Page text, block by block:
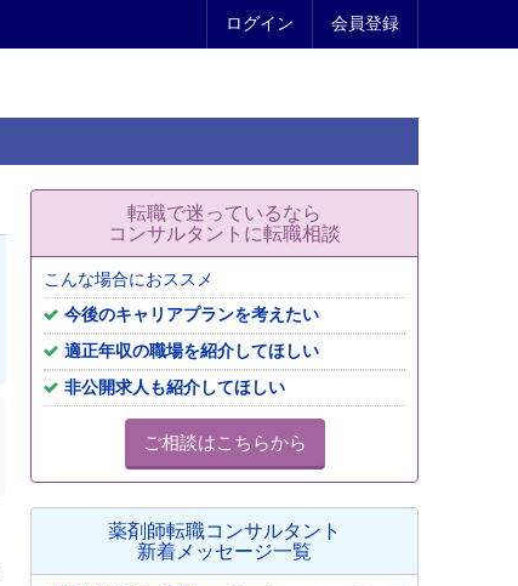
ログイン 会員登録
転職で迷っているなら
コンサルタントに転職相談
こんな場合におススメ
今後のキャリアプランを考えたい
適正年収の職場を紹介してほしい
非公開求人も紹介してほしい
ご相談はこちらから
薬剤師転職コンサルタント
新着メッセージ一覧